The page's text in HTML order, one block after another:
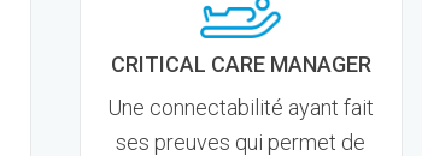
CRITICAL CARE MANAGER
Une connectabilité ayant fait
ses preuves qui permet de